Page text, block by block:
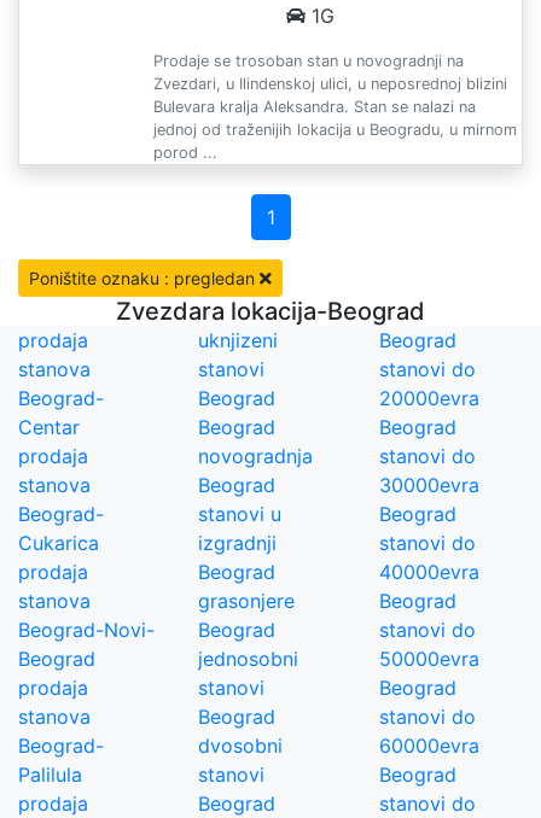
1G
Prodaje se trosoban stan u novogradnji na
Zvezdari, u Ilindenskoj ulici, u neposrednoj blizini
Bulevara kralja Aleksandra. Stan se nalazi na
jednoj od traženijih lokacija u Beogradu, u mirnom
porod ...
1
Poništite oznaku : pregledan
Zvezdara lokacija-Beograd
prodaja
stanova
Beograd-
Centar
prodaja
stanova
Beograd-
Cukarica
prodaja
stanova
Beograd-Novi-
Beograd
prodaja
stanova
Beograd-
Palilula
prodaja
uknjizeni
stanovi
Beograd
Beograd
novogradnja
Beograd
stanovi u
izgradnji
Beograd
grasonjere
Beograd
jednosobni
stanovi
Beograd
dvosobni
stanovi
Beograd
Beograd
stanovi do
20000evra
Beograd
stanovi do
30000evra
Beograd
stanovi do
40000evra
Beograd
stanovi do
50000evra
Beograd
stanovi do
60000evra
Beograd
stanovi do